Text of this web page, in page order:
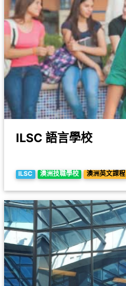
ILSC 語言學校
ILSC 澳洲技職學校 澳洲英文課程